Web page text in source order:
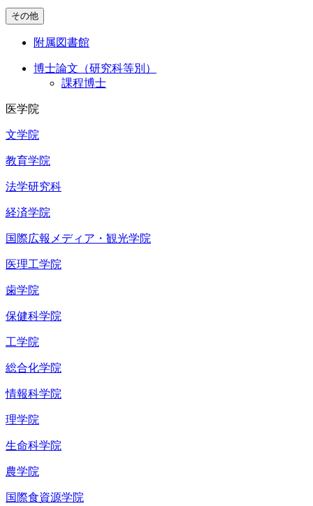
その他
附属図書館
博士論文（研究科等別）
課程博士
医学院
文学院
教育学院
法学研究科
経済学院
国際広報メディア・観光学院
医理工学院
歯学院
保健科学院
工学院
総合化学院
情報科学院
理学院
生命科学院
農学院
国際食資源学院